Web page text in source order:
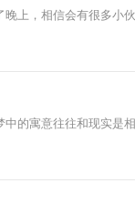
上，相信会有很多小
的寓意往往和现实是